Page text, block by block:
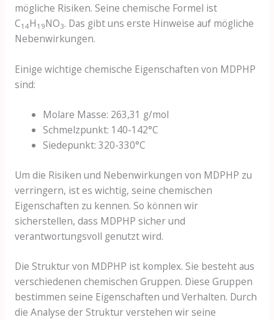
mögliche Risiken. Seine chemische Formel ist
C14H 19NO3. Das gibt uns erste Hinweise auf mögliche
Nebenwirkungen.
Einige wichtige chemische Eigenschaften von MDPHP
sind:
Molare Masse: 263,31 g/mol
Schmelzpunkt: 140-142°C
Siedepunkt: 320-330°C
Um die Risiken und Nebenwirkungen von MDPHP zu
verringern, ist es wichtig, seine chemischen
Eigenschaften zu kennen. So können wir
sicherstellen, dass MDPHP sicher und
verantwortungsvoll genutzt wird.
Die Struktur von MDPHP ist komplex. Sie besteht aus
verschiedenen chemischen Gruppen. Diese Gruppen
bestimmen seine Eigenschaften und Verhalten. Durch
die Analyse der Struktur verstehen wir seine